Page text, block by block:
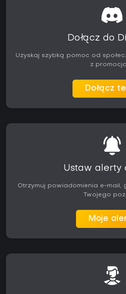
Dołącz do
Uzyskaj szybką pomoc od
z
Dołącz
Ustaw alerty
Otrzymuj powiadomienia e-
Twojego
Moje